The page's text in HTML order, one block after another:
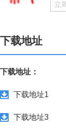
立
下载地址
下载地址：
下载地址1
下载地址3